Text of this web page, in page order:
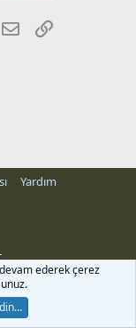
E-posta
Yardım
ederek çerez